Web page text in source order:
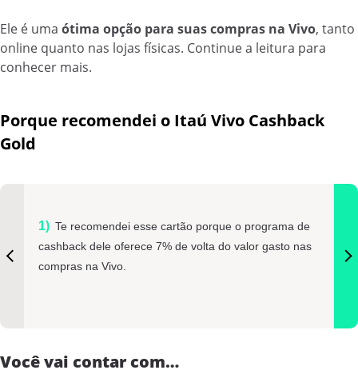
Ele é uma ótima opção para suas compras na Vivo, tanto
online quanto nas lojas físicas. Continue a leitura para
conhecer mais.
Porque recomendei o Itaú Vivo Cashback
Gold
Te recomendei esse cartão porque o programa de
cashback dele oferece 7% de volta do valor gasto nas
compras na Vivo.
Você vai contar com…